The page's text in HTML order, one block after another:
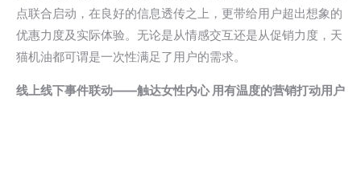
点联合启动，在良好的信息透传之上，更带给用户超出想象的
优惠力度及实际体验。无论是从情感交互还是从促销力度，天
猫机油都可谓是一次性满足了用户的需求。
线上线下事件联动——触达女性内心 用有温度的营销打动用户